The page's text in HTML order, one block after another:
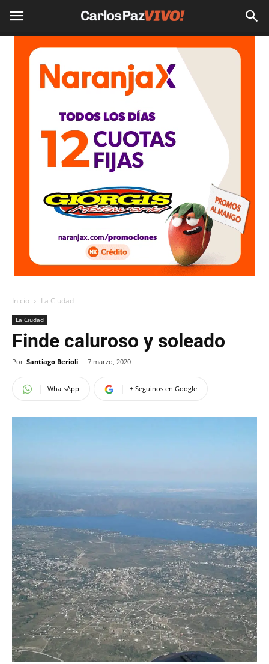
Inicio La Ciudad
La Ciudad
Finde caluroso y soleado
Por Santiago Berioli - 7 marzo, 2020
WhatsApp + Seguinos en Google